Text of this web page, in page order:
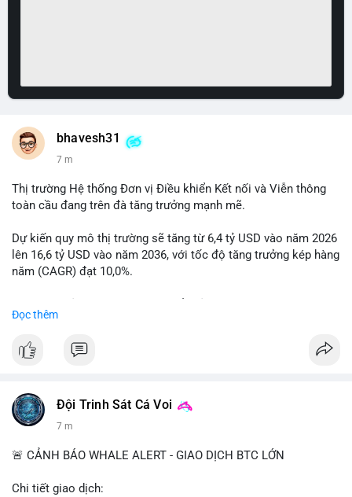
bhavesh31
7 m
Thị trường Hệ thống Đơn vị Điều khiển Kết nối và Viễn thông
toàn cầu đang trên đà tăng trưởng mạnh mẽ.
Dự kiến quy mô thị trường sẽ tăng từ 6,4 tỷ USD vào năm 2026
lên 16,6 tỷ USD vào năm 2036, với tốc độ tăng trưởng kép hàng
năm (CAGR) đạt 10,0%.
trong các lĩnh vực ô tô, logistics và thiết bị thông minh.
Doanh nghiệp cần theo dõi xu hướng này để nắm bắt cơ hội
Đọc thêm
Đội Trinh Sát Cá Voi
7 m
🚨 CẢNH BÁO WHALE ALERT - GIAO DỊCH BTC LỚN
Chi tiết giao dịch: